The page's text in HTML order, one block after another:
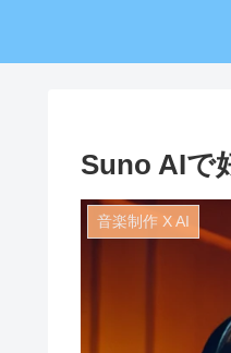
Suno AIで
音楽制作 X AI